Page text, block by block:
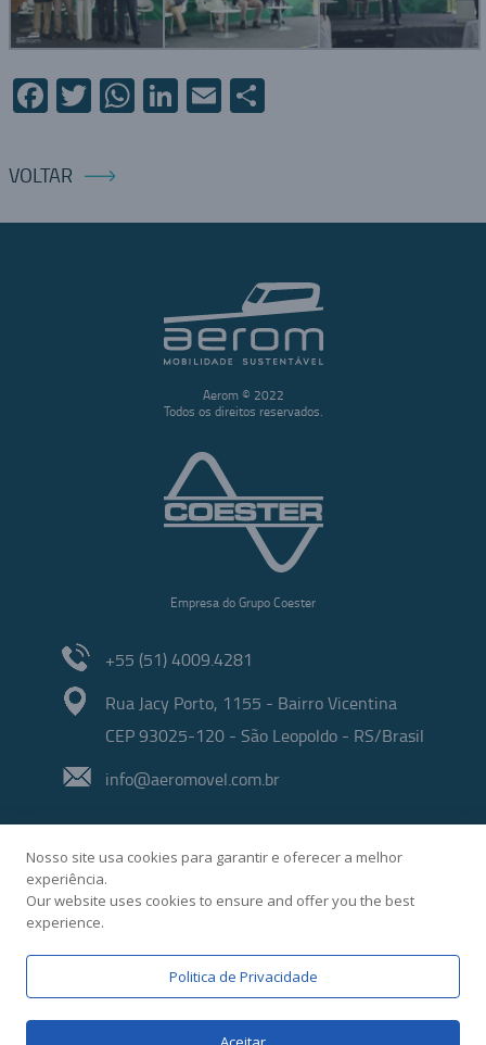
Facebook
Twitter
WhatsApp
LinkedIn
EmailCompartilhar
VOLTAR
Aerom © 2022
Todos os direitos reservados.
Empresa do Grupo Coester
+55 (51) 4009.4281
Rua Jacy Porto, 1155 - Bairro Vicentina
CEP 93025-120 - São Leopoldo - RS/Brasil
info@aeromovel.com.br
Nosso site usa cookies para garantir e oferecer a melhor
experiência.
Our website uses cookies to ensure and offer you the best
experience.
Politica de Privacidade